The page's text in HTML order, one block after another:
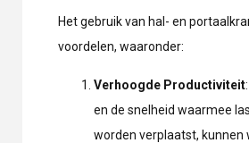
Het gebruik van hal- en
voordelen, waaronder:
Verhoogde Productiviteit
en de snelheid waarmee
worden verplaatst, kunnen